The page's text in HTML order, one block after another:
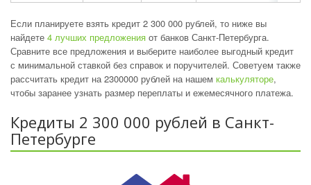
Если планируете взять кредит 2 300 000 рублей, то ниже вы
найдете 4 лучших предложения от банков Санкт-Петербурга.
Сравните все предложения и выберите наиболее выгодный кредит
с минимальной ставкой без справок и поручителей. Советуем также
рассчитать кредит на 2300000 рублей на нашем калькуляторе,
чтобы заранее узнать размер переплаты и ежемесячного платежа.
Кредиты 2 300 000 рублей в Санкт-
Петербурге